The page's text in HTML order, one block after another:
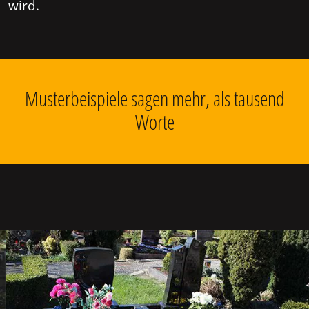
wird.
Musterbeispiele sagen mehr, als tausend
Worte